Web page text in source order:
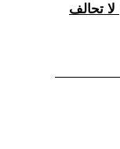
لا تحالف